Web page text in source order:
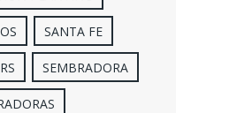
SANTA FE
SEMBRADORA